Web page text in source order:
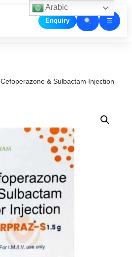
Enquiry ☰
Cefoperazone & Sulbactam Injection
Arabic